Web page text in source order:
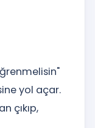
yol açar.
çıkıp,